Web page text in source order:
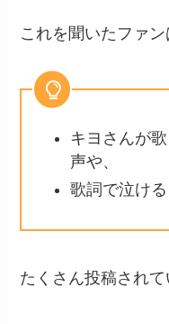
これを聞いたファン
キヨさんが
声や、
歌詞で泣け
たくさん投稿されて